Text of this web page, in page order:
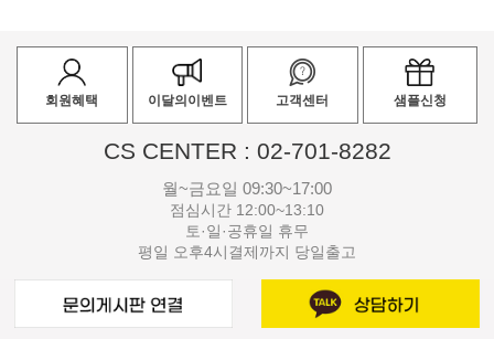
회원혜택 이달의이벤트 고객센터 샘플신청
CS CENTER : 02-701-8282
월~금요일 09:30~17:00
점심시간 12:00~13:10
토·일·공휴일 휴무
평일 오후4시결제까지 당일출고